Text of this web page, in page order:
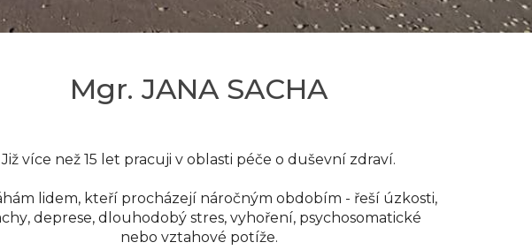
Mgr. JANA SACHA
Již více než 15 let pracuji v oblasti péče o duševní zdraví.
lidem, kteří procházejí náročným obdobím - řeší úzkosti,
,deprese, dlouhodobý stres, vyhoření, psychosomatické
nebo vztahové potíže.